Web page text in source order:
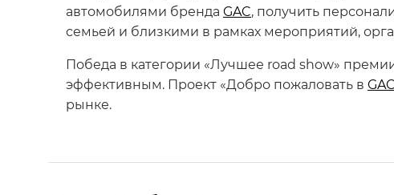
автомобилями бренда GAC, получить
семьей и близкими в рамках мероприятий,
Победа в категории «Лучшее road show»
эффективным. Проект «Добро пожаловать в
рынке.